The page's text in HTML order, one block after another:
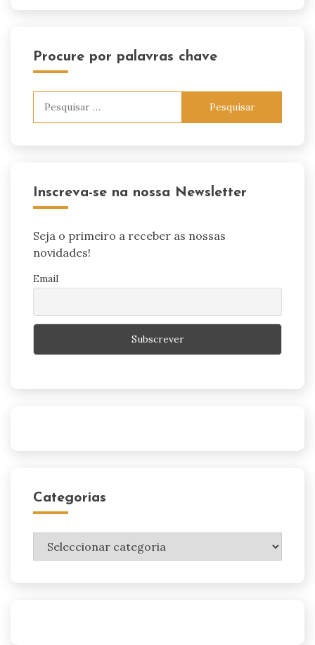
Procure por palavras chave
Inscreva-se na nossa Newsletter
Seja o primeiro a receber as nossas
novidades!
Email
Categorias
Categorias